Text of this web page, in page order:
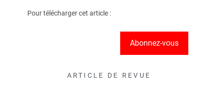
Pour télécharger cet article :
Abonnez-vous
ARTICLE DE REVUE